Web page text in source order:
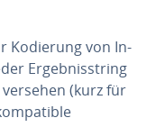
Kodierung von In­
Er­geb­nis­string
versehen (kurz für